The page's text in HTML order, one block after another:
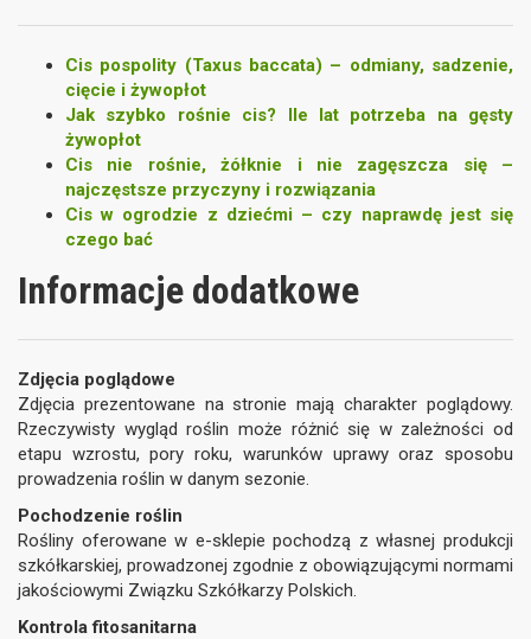
Cis pospolity (Taxus baccata) – odmiany, sadzenie,
cięcie i żywopłot
Jak szybko rośnie cis? Ile lat potrzeba na gęsty
żywopłot
Cis nie rośnie, żółknie i nie zagęszcza się –
najczęstsze przyczyny i rozwiązania
Cis w ogrodzie z dziećmi – czy naprawdę jest się
czego bać
Informacje dodatkowe
Zdjęcia poglądowe
Zdjęcia prezentowane na stronie mają charakter poglądowy.
Rzeczywisty wygląd roślin może różnić się w zależności od
etapu wzrostu, pory roku, warunków uprawy oraz sposobu
prowadzenia roślin w danym sezonie.
Pochodzenie roślin
Rośliny oferowane w e-sklepie pochodzą z własnej produkcji
szkółkarskiej, prowadzonej zgodnie z obowiązującymi normami
jakościowymi Związku Szkółkarzy Polskich.
Kontrola fitosanitarna